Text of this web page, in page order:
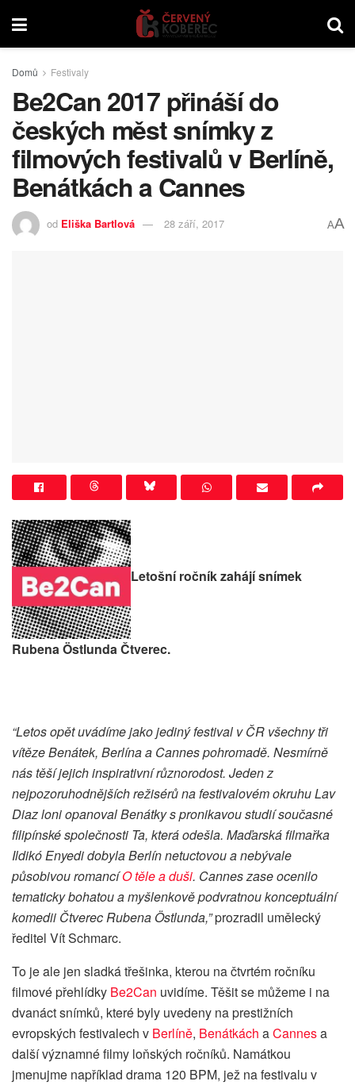
Domů Festivaly
Be2Can 2017 přináší do
českých měst snímky z
filmových festivalů v Berlíně,
Benátkách a Cannes
od Eliška Bartlová 28 září, 2017 AA
Letošní ročník zahájí snímek
Rubena Östlunda Čtverec.
“Letos opět uvádíme jako jediný festival v ČR všechny tři
vítěze Benátek, Berlína a Cannes pohromadě. Nesmírně
nás těší jejich inspirativní různorodost. Jeden z
nejpozoruhodnějších režisérů na festivalovém okruhu Lav
Diaz loni opanoval Benátky s pronikavou studií současné
filipínské společnosti Ta, která odešla. Maďarská filmařka
Ildikó Enyedi dobyla Berlín netuctovou a nebývale
působivou romancíO těle a duši. Cannes zase ocenilo
tematicky bohatou a myšlenkově podvratnou konceptuální
komedii Čtverec Rubena Östlunda,”prozradil umělecký
ředitel Vít Schmarc.
To je ale jen sladká třešinka, kterou na čtvrtém ročníku
filmové přehlídky Be2Can uvidíme. Těšit se můžeme i na
dvanáct snímků, které byly uvedeny na prestižních
evropských festivalech v Berlíně, Benátkách aCannesa
další významné filmy loňských ročníků. Namátkou
jmenujme například drama 120 BPM, jež na festivalu v